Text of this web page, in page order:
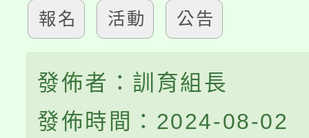
報名 活動 公告
發佈者：訓育組長
發佈時間：2024-08-02